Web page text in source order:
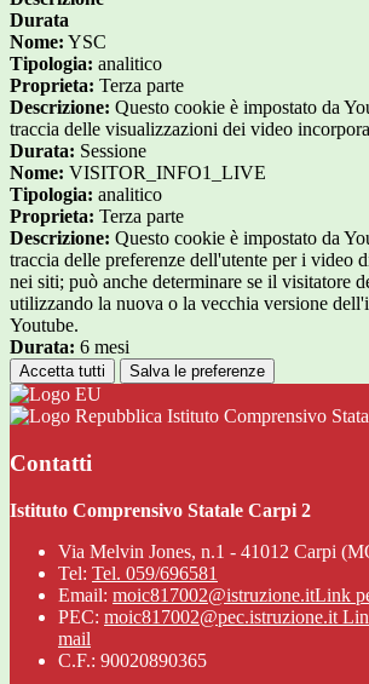
Durata
Nome: YSC
Tipologia: analitico
Proprieta: Terza parte
Descrizione: Questo cookie è impostato da
traccia delle visualizzazioni dei video
Durata: Sessione
Nome: VISITOR_INFO1_LIVE
Tipologia: analitico
Proprieta: Terza parte
Descrizione: Questo cookie è impostato da
traccia delle preferenze dell'utente per i video
nei siti; può anche determinare se il visitatore
utilizzando la nuova o la vecchia versione
Youtube.
Durata: 6 mesi
Accetta tutti Salva le preferenze
Istituto Comprensivo
Contatti
Istituto Comprensivo Statale Carpi 2
Via Melvin Jones, n.1 - 41012 Carpi
Tel: Tel. 059/696581
Email: moic817002@istruzione.itLink
PEC: moic817002@pec.istruzione.it
mail
C.F.: 90020890365